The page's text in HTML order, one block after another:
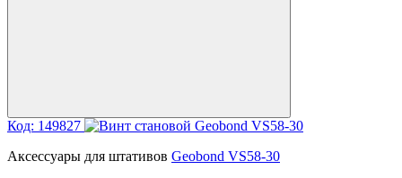
Код: 149827
Аксессуары для штативов Geobond VS58-30